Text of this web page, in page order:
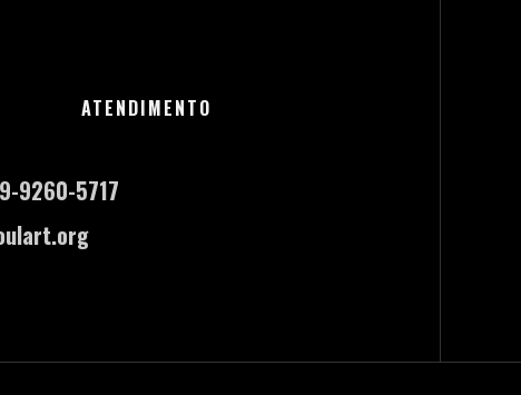
ATENDIMENTO
9260-5717